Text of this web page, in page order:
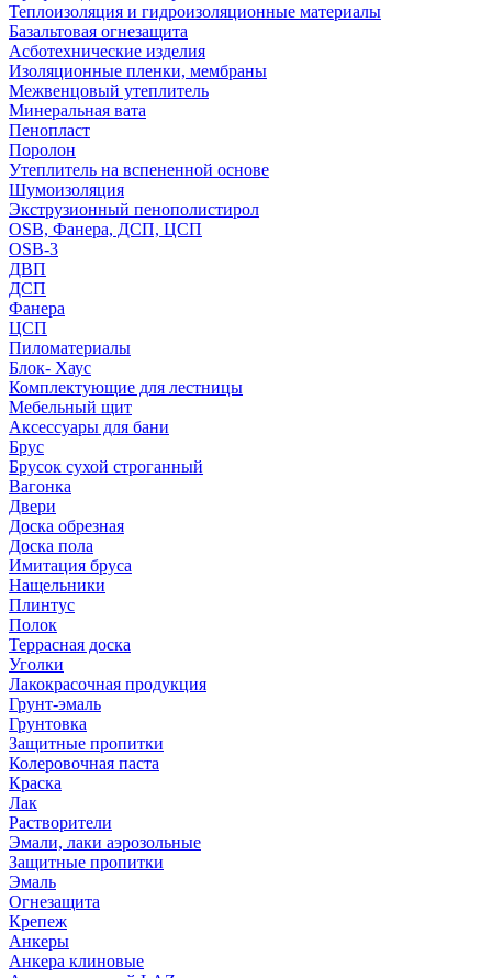
Теплоизоляция и гидроизоляционные материалы
Базальтовая огнезащита
Асботехнические изделия
Изоляционные пленки, мембраны
Межвенцовый утеплитель
Минеральная вата
Пенопласт
Поролон
Утеплитель на вспененной основе
Шумоизоляция
Экструзионный пенополистирол
OSB, Фанера, ДСП, ЦСП
OSB-3
ДВП
ДСП
Фанера
ЦСП
Пиломатериалы
Блок- Хаус
Комплектующие для лестницы
Мебельный щит
Аксессуары для бани
Брус
Брусок сухой строганный
Вагонка
Двери
Доска обрезная
Доска пола
Имитация бруса
Нащельники
Плинтус
Полок
Террасная доска
Уголки
Лакокрасочная продукция
Грунт-эмаль
Грунтовка
Защитные пропитки
Колеровочная паста
Краска
Лак
Растворители
Эмали, лаки аэрозольные
Защитные пропитки
Эмаль
Огнезащита
Крепеж
Анкеры
Анкера клиновые